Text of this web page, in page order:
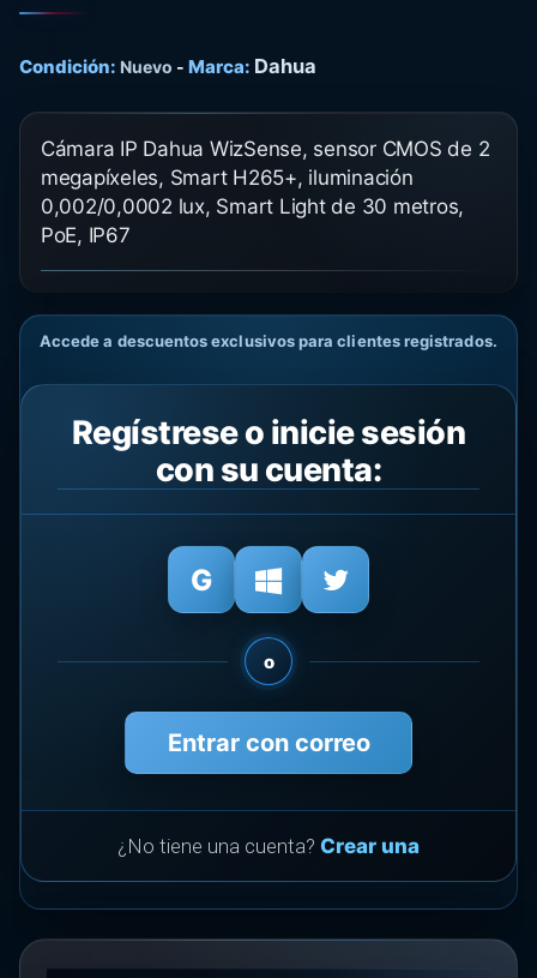
Condición: Nuevo - Marca: Dahua
Cámara IP Dahua WizSense, sensor CMOS de 2
megapíxeles, Smart H265+, iluminación
0,002/0,0002 lux, Smart Light de 30 metros,
PoE, IP67
Accede a descuentos exclusivos para clientes registrados.
Regístrese o inicie sesión
con su cuenta:
o
Entrar con correo
¿No tiene una cuenta? Crear una